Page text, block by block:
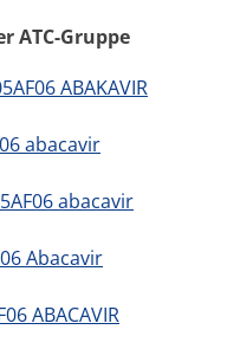
ATC-Gruppe
ABAKAVIR
abacavir
abacavir
Abacavir
ABACAVIR